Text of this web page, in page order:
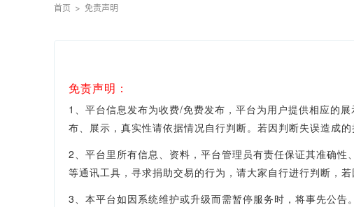
首页 > 免责声明
免责声明：
1、平台信息发布为收费/免费发布，平台为用户提供相应的
布、展示，真实性请依据情况自行判断。 若因判断失误造成的
2、平台里所有信息、资料，平台管理员有责任保证其准确
等通讯工具，寻求捐助交易的行为，请大家自行进行判断，
3、本平台如因系统维护或升级而需暂停服务时，将事先公